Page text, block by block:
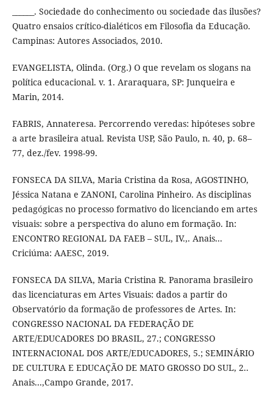
______. Sociedade do conhecimento ou sociedade das ilusões?
Quatro ensaios crítico-dialéticos em Filosofia da Educação.
Campinas: Autores Associados, 2010.
EVANGELISTA, Olinda. (Org.) O que revelam os slogans na
política educacional. v. 1. Araraquara, SP: Junqueira e
Marin, 2014.
FABRIS, Annateresa. Percorrendo veredas: hipóteses sobre
a arte brasileira atual. Revista USP, São Paulo, n. 40, p. 68–
77, dez./fev. 1998-99.
FONSECA DA SILVA, Maria Cristina da Rosa, AGOSTINHO,
Jéssica Natana e ZANONI, Carolina Pinheiro. As disciplinas
pedagógicas no processo formativo do licenciando em artes
visuais: sobre a perspectiva do aluno em formação. In:
ENCONTRO REGIONAL DA FAEB – SUL, IV.,. Anais...
Criciúma: AAESC, 2019.
FONSECA DA SILVA, Maria Cristina R. Panorama brasileiro
das licenciaturas em Artes Visuais: dados a partir do
Observatório da formação de professores de Artes. In:
CONGRESSO NACIONAL DA FEDERAÇÃO DE
ARTE/EDUCADORES DO BRASIL, 27.; CONGRESSO
INTERNACIONAL DOS ARTE/EDUCADORES, 5.; SEMINÁRIO
DE CULTURA E EDUCAÇÃO DE MATO GROSSO DO SUL, 2..
Anais...,Campo Grande, 2017.